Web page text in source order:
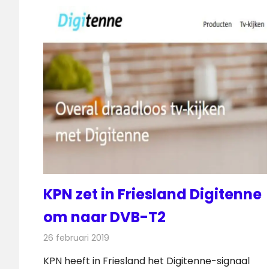
KPN zet in Friesland Digitenne
om naar DVB-T2
26 februari 2019
KPN heeft in Friesland het Digitenne-signaal